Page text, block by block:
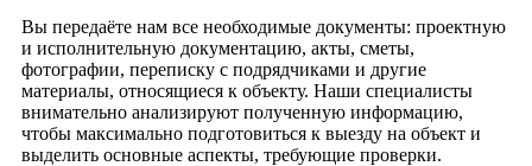
Вы передаёте нам все необходимые документы: проектную
и исполнительную документацию, акты, сметы,
фотографии, переписку с подрядчиками и другие
материалы, относящиеся к объекту. Наши специалисты
внимательно анализируют полученную информацию,
чтобы максимально подготовиться к выезду на объект и
выделить основные аспекты, требующие проверки.